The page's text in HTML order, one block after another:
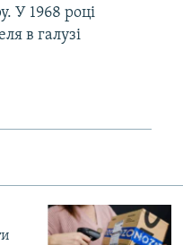
У 1968 році
в галузі